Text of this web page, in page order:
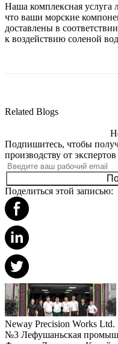
Наша комплексная услуга
что ваши морские
доставлены в
к воздействию соленой
Related Blogs
Подпишитесь, чтобы
производству от
Поделиться этой записью:
Neway Precision Works Ltd.
№3 Лефушаньская